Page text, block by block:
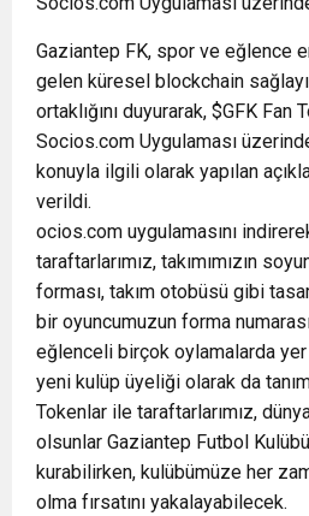
Gaziantep FK, spor ve eğlence
gelen küresel blockchain
ortaklığını duyurarak, $GFK Fan
Socios.com Uygulaması
konuyla ilgili olarak yapılan
verildi.
ocios.com uygulamasını
taraftarlarımız, takımımızın
forması, takım otobüsü gibi
bir oyuncumuzun forma
eğlenceli birçok oylamalarda yer
yeni kulüp üyeliği olarak da
Tokenlar ile taraftarlarımız,
olsunlar Gaziantep Futbol
kurabilirken, kulübümüze her
olma fırsatını yakalayabilecek.